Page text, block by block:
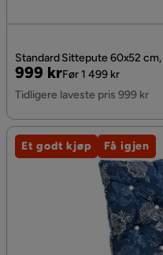
Standard Sittepute 60x52
Pris
999 kr
Original
Pris
Før 1 499 kr
Tidligere laveste pris 999 kr
Et godt kjøp Få igjen